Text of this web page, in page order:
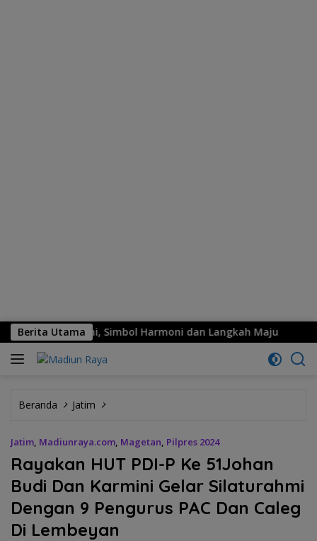
Berita Utama
Kinanthi, Simbol Harmoni dan Langkah Maju
Beranda Jatim
Jatim, Madiunraya.com, Magetan, Pilpres 2024
Rayakan HUT PDI-P Ke 51Johan
Budi Dan Karmini Gelar Silaturahmi
Dengan 9 Pengurus PAC Dan Caleg
Di Lembeyan